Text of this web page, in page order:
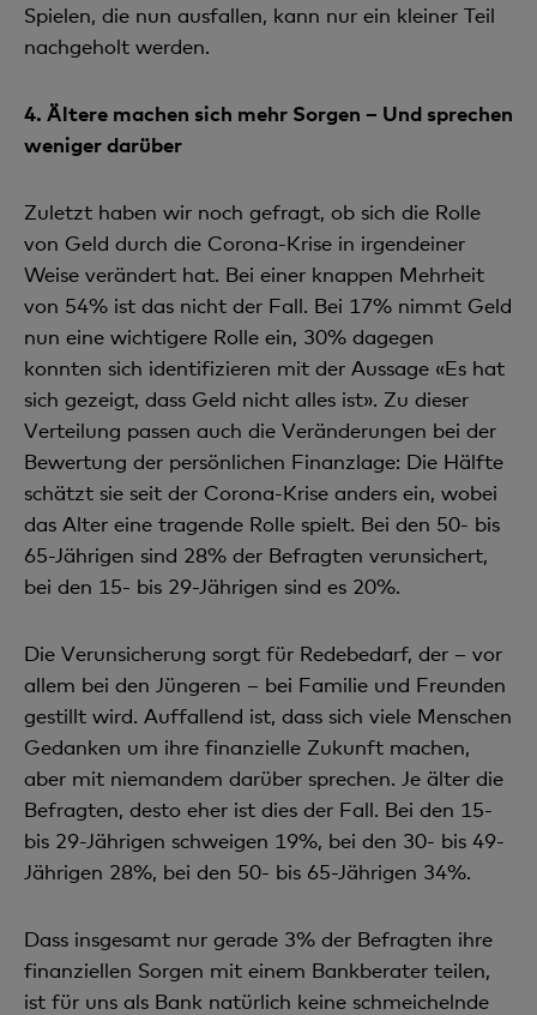
Spielen, die nun ausfallen, kann nur ein kleiner Teil
nachgeholt werden.
4. Ältere machen sich mehr Sorgen – Und sprechen
weniger darüber
Zuletzt haben wir noch gefragt, ob sich die Rolle
von Geld durch die Corona-Krise in irgendeiner
Weise verändert hat. Bei einer knappen Mehrheit
von 54% ist das nicht der Fall. Bei 17% nimmt Geld
nun eine wichtigere Rolle ein, 30% dagegen
konnten sich identifizieren mit der Aussage «Es hat
sich gezeigt, dass Geld nicht alles ist». Zu dieser
Verteilung passen auch die Veränderungen bei der
Bewertung der persönlichen Finanzlage: Die Hälfte
schätzt sie seit der Corona-Krise anders ein, wobei
das Alter eine tragende Rolle spielt. Bei den 50- bis
65-Jährigen sind 28% der Befragten verunsichert,
bei den 15- bis 29-Jährigen sind es 20%.
Die Verunsicherung sorgt für Redebedarf, der – vor
allem bei den Jüngeren – bei Familie und Freunden
gestillt wird. Auffallend ist, dass sich viele Menschen
Gedanken um ihre finanzielle Zukunft machen,
aber mit niemandem darüber sprechen. Je älter die
Befragten, desto eher ist dies der Fall. Bei den 15-
bis 29-Jährigen schweigen 19%, bei den 30- bis 49-
Jährigen 28%, bei den 50- bis 65-Jährigen 34%.
Dass insgesamt nur gerade 3% der Befragten ihre
finanziellen Sorgen mit einem Bankberater teilen,
ist für uns als Bank natürlich keine schmeichelnde